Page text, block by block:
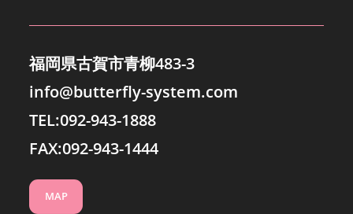
福岡県古賀市青柳483-3
info@butterfly-system.com
TEL:092-943-1888
FAX:092-943-1444
MAP